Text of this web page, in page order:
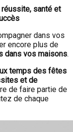
réussite, santé et
dans vos
encore plus de
dans vos maisons.
temps des fêtes
et de
de faire partie de
de chaque